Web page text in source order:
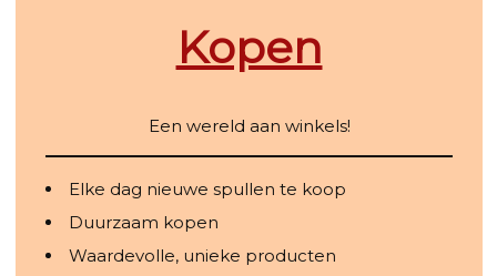
Kopen
Een wereld aan winkels!
Elke dag nieuwe spullen te koop
Duurzaam kopen
Waardevolle, unieke producten